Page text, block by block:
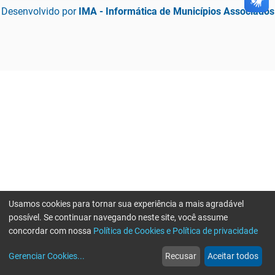
Desenvolvido por IMA - Informática de Municípios Associados
web
Notícias
more_horiz
Mais
Usamos cookies para tornar sua experiência a mais agradável
possível. Se continuar navegando neste site, você assume
concordar com nossa Política de Cookies e Política de privacidade
Gerenciar Cookies... Recusar Aceitar todos